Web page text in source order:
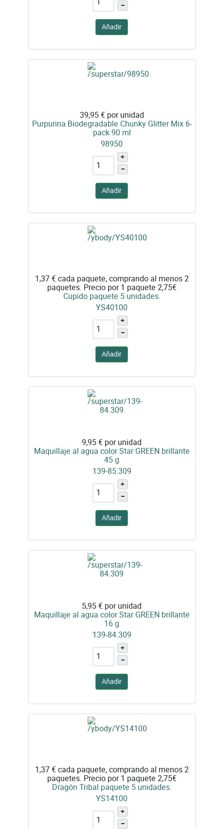
–
Añadir
39,95 € por unidad
Purpurina Biodegradable Chunky Glitter Mix 6-
pack 90 ml
98950
+
–
Añadir
1,37 €cada paquete, comprando al menos 2
paquetes. Precio por 1 paquete 2,75€
Cupido paquete 5 unidades.
YS40100
+
–
Añadir
9,95 € por unidad
Maquillaje al agua color Star GREEN brillante
45 g
139-85.309
+
–
Añadir
5,95 € por unidad
Maquillaje al agua color Star GREEN brillante
16 g
139-84.309
+
–
Añadir
1,37 €cada paquete, comprando al menos 2
paquetes. Precio por 1 paquete 2,75€
Dragón Tribal paquete 5 unidades.
YS14100
+
–